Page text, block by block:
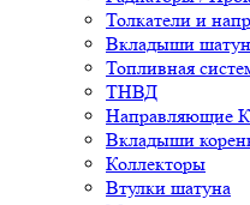
Толкатели и
Вкладыши
Топливная
ТНВД
Направляющие
Вкладыши
Коллекторы
Втулки шатуна